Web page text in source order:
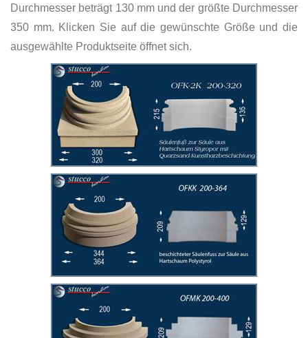
Durchmesser beträgt 130 mm und der größte Durchmesser
350 mm. Klicken Sie auf die gewünschte Größe und die
ausgewählte Produktseite öffnet sich.